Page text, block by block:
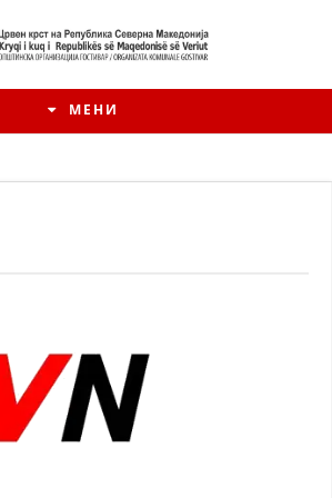
МЕНИ
HISTORIA E KRYQIT TË KUQ